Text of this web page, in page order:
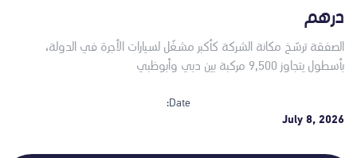
درهم
الصفقة ترسّخ مكانة الشركة كأكبر مشغّل لسيارات الأجرة في الدولة،
بأسطول يتجاوز 9,500 مركبة بين دبي وأبوظبي
Date:
July 8, 2026